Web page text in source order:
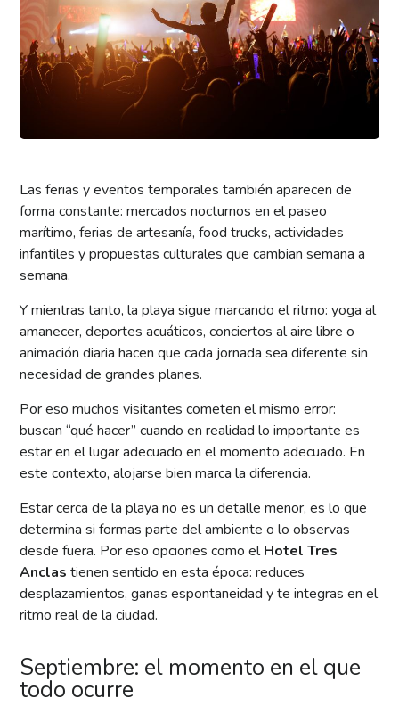
Las ferias y eventos temporales también aparecen de
forma constante: mercados nocturnos en el paseo
marítimo, ferias de artesanía, food trucks, actividades
infantiles y propuestas culturales que cambian semana a
semana.
Y mientras tanto, la playa sigue marcando el ritmo: yoga al
amanecer, deportes acuáticos, conciertos al aire libre o
animación diaria hacen que cada jornada sea diferente sin
necesidad de grandes planes.
Por eso muchos visitantes cometen el mismo error:
buscan “qué hacer” cuando en realidad lo importante es
estar en el lugar adecuado en el momento adecuado. En
este contexto, alojarse bien marca la diferencia.
Estar cerca de la playa no es un detalle menor, es lo que
determina si formas parte del ambiente o lo observas
desde fuera. Por eso opciones como elHotel Tres
Anclas tienen sentido en esta época: reduces
desplazamientos, ganas espontaneidad y te integras en el
ritmo real de la ciudad.
Septiembre: el momento en el que
todo ocurre